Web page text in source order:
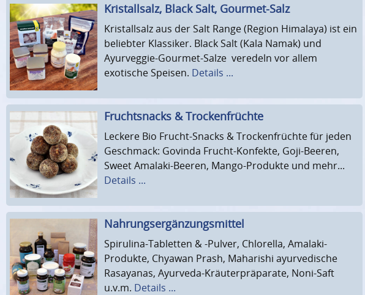
Kristallsalz, Black Salt, Gourmet-Salz
Kristallsalz aus der Salt Range (Region Himalaya) ist ein
beliebter Klassiker. Black Salt (Kala Namak) und
Ayurveggie-Gourmet-Salze veredeln vor allem
exotische Speisen. Details ...
Fruchtsnacks & Trockenfrüchte
Leckere Bio Frucht-Snacks & Trockenfrüchte für jeden
Geschmack: Govinda Frucht-Konfekte, Goji-Beeren,
Sweet Amalaki-Beeren, Mango-Produkte und mehr...
Details ...
Nahrungsergänzungsmittel
Spirulina-Tabletten & -Pulver, Chlorella, Amalaki-
Produkte, Chyawan Prash, Maharishi ayurvedische
Rasayanas, Ayurveda-Kräuterpräparate, Noni-Saft
u.v.m. Details ...